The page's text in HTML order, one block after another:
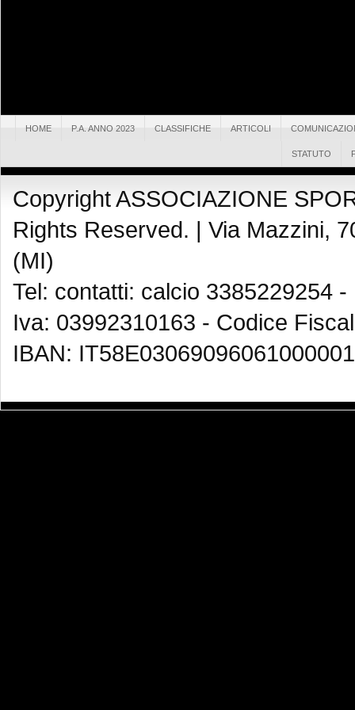
HOME P.A. ANNO 2023 CLASSIFICHE ARTICOLI
STATUTO
Copyright ASSOCIAZIONE
Rights Reserved. | Via Mazzini,
(MI)
Tel: contatti: calcio 3385229254
Iva: 03992310163 - Codice
IBAN: